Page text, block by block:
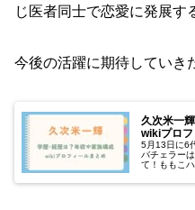
じ医者同士で恋愛に発展す
今後の活躍に期待していき
久次米一
wikiプロ
5月13日に6
バチェラー
て！ももこ
の30歳で、
す。この記